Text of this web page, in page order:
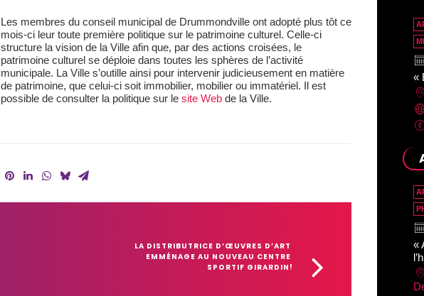
Les membres du conseil municipal de Drummondville ont adopté plus tôt ce
mois-ci leur toute première politique sur le patrimoine culturel. Celle-ci
structure la vision de la Ville afin que, par des actions croisées, le
patrimoine culturel se déploie dans toutes les sphères de l’activité
municipale. La Ville s’outille ainsi pour intervenir judicieusement en matière
de patrimoine, que celui-ci soit immobilier, mobilier ou immatériel. Il est
possible de consulter la politique sur le site Webde la Ville.
LA DISTRIBUTRICE D’ŒUVRES D’ART
EMMÉNAGE AU NOUVEAU CENTRE
SPORTIF GIRARDIN!
«
«